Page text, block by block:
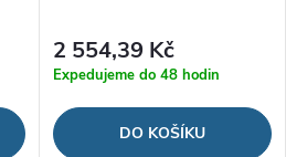
2 554,39 Kč
Expedujeme do 48 hodin
DO KOŠÍKU